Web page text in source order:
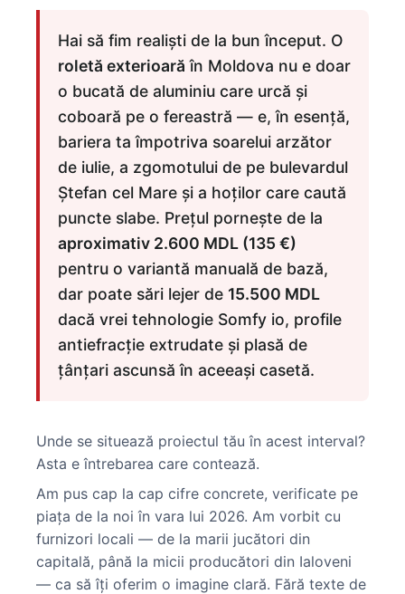
Hai să fim realiști de la bun început. O
roletă exterioară în Moldova nu e doar
o bucată de aluminiu care urcă și
coboară pe o fereastră — e, în esență,
bariera ta împotriva soarelui arzător
de iulie, a zgomotului de pe bulevardul
Ștefan cel Mare și a hoților care caută
puncte slabe. Prețul pornește de la
aproximativ 2.600 MDL (135 €)
pentru o variantă manuală de bază,
dar poate sări lejer de 15.500 MDL
dacă vrei tehnologie Somfy io, profile
antiefracție extrudate și plasă de
țânțari ascunsă în aceeași casetă.
Unde se situează proiectul tău în acest interval?
Asta e întrebarea care contează.
Am pus cap la cap cifre concrete, verificate pe
piața de la noi în vara lui 2026. Am vorbit cu
furnizori locali — de la marii jucători din
capitală, până la micii producători din Ialoveni
— ca să îți oferim o imagine clară. Fără texte de